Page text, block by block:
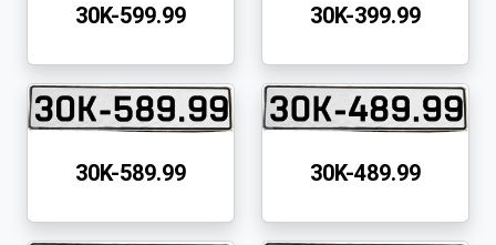
30K-599.99 30K-399.99
30K-589.99 30K-489.99